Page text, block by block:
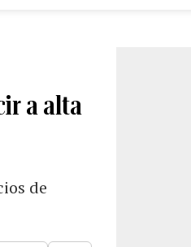
a alta
de